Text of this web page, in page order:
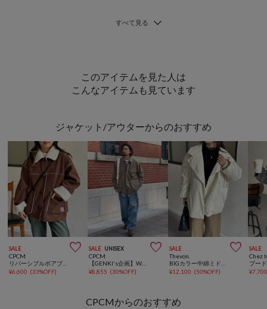
このアイテムを見た人は
こんなアイテムも見ています
ジャケット/アウターからのおすすめ
SALE 
CPCM
¥6,600 (33%OFF)
SALE UNISEX 
CPCM
¥8,855 (30%OFF)
SALE 
Thevon.
¥12,100 (50%OFF)
SALE
Chez
¥
CPCMからのおすすめ